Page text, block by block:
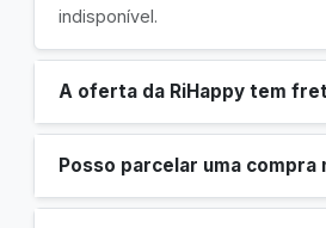
indisponível.
A oferta da RiHappy tem
Posso parcelar uma compra